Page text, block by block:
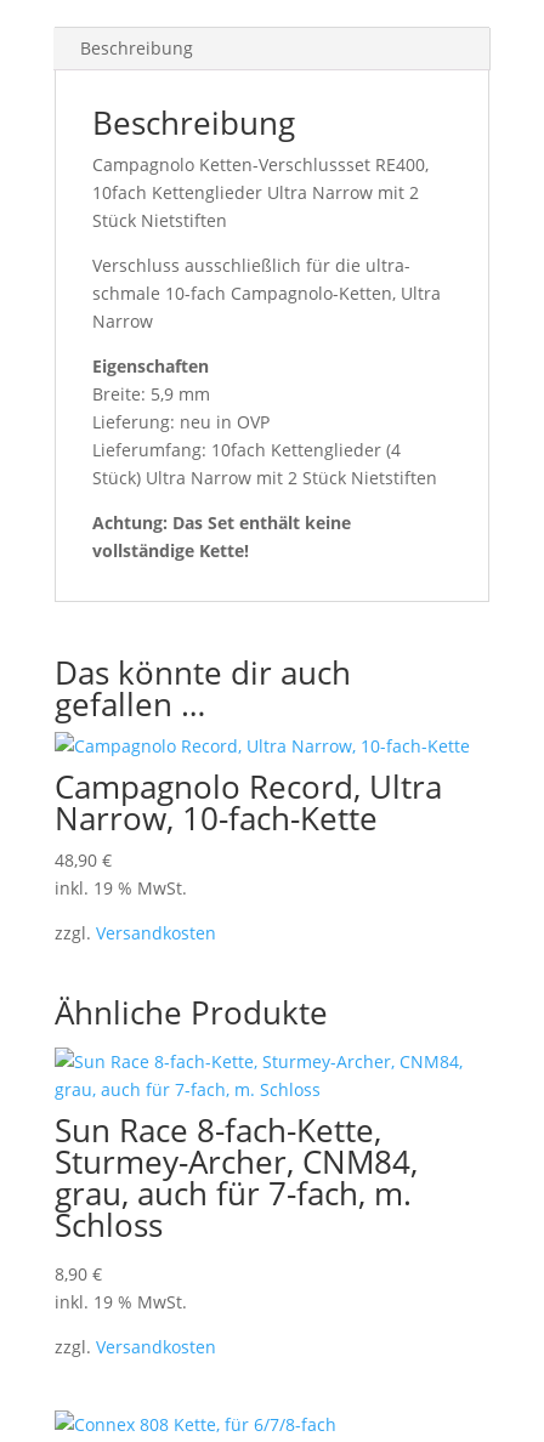
Menge
Beschreibung
Beschreibung
Campagnolo Ketten-Verschlussset RE400,
10fach Kettenglieder Ultra Narrow mit 2
Stück Nietstiften
Verschluss ausschließlich für die ultra-
schmale 10-fach Campagnolo-Ketten, Ultra
Narrow
Eigenschaften
Breite: 5,9 mm
Lieferung: neu in OVP
Lieferumfang: 10fach Kettenglieder (4
Stück) Ultra Narrow mit 2 Stück Nietstiften
Achtung: Das Set enthält keine
vollständige Kette!
Das könnte dir auch
gefallen …
Campagnolo Record, Ultra
Narrow, 10-fach-Kette
48,90 €
inkl. 19 % MwSt.
zzgl. Versandkosten
Ähnliche Produkte
Sun Race 8-fach-Kette,
Sturmey-Archer, CNM84,
grau, auch für 7-fach, m.
Schloss
8,90 €
inkl. 19 % MwSt.
zzgl. Versandkosten